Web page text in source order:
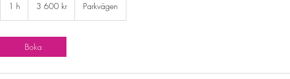
1 h
kronor3 600 kr Parkvägen
Boka